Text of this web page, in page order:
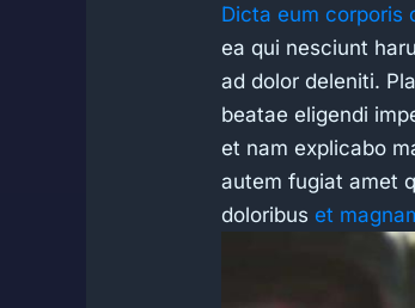
Dicta eum corporis
ea qui nesciunt
ad dolor deleniti.
beatae eligendi
et nam explicabo
autem fugiat amet
doloribus et